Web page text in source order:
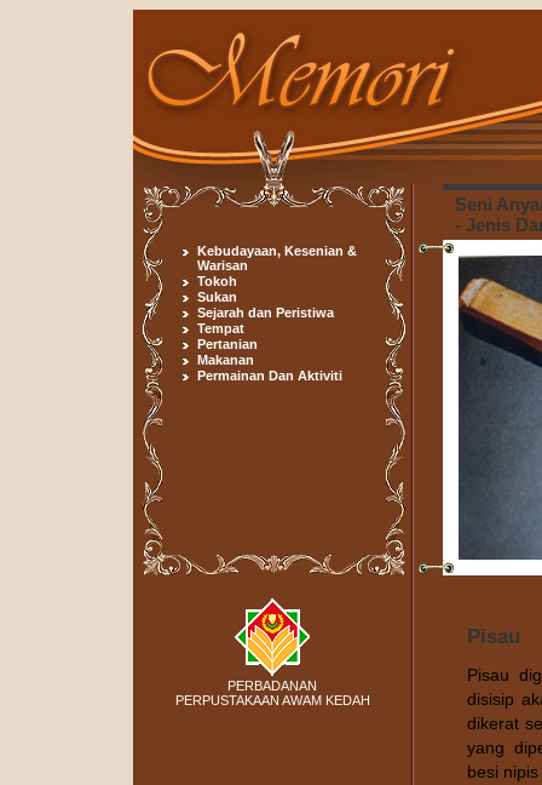
Kebudayaan, Kesenian &
Warisan
Tokoh
Sukan
Sejarah dan Peristiwa
Tempat
Pertanian
Makanan
Permainan Dan Aktiviti
PERBADANAN
PERPUSTAKAAN AWAM KEDAH
Seni
- Jenis
Pisau
Pisau
disisip
dikerat
yang
besi